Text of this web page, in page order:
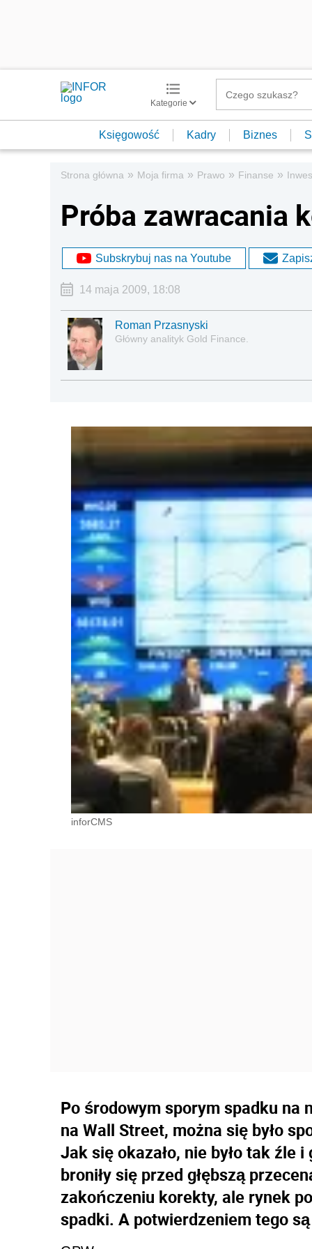
Kategorie
Księgowość Kadry Biznes
Strona główna » Moja firma » Prawo » Finanse »
Próba zawracania
Subskrybuj nas na Youtube
14 maja 2009, 18:08
Roman Przasnyski
Główny analityk Gold Finance.
inforCMS
Po środowym sporym spadku na
na Wall Street, można się było
Jak się okazało, nie było tak źle
broniły się przed głębszą
zakończeniu korekty, ale rynek
spadki. A potwierdzeniem tego